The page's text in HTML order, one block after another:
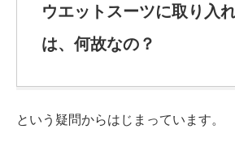
ウエットスーツに取り入
は、何故なの？
という疑問からはじまっています。